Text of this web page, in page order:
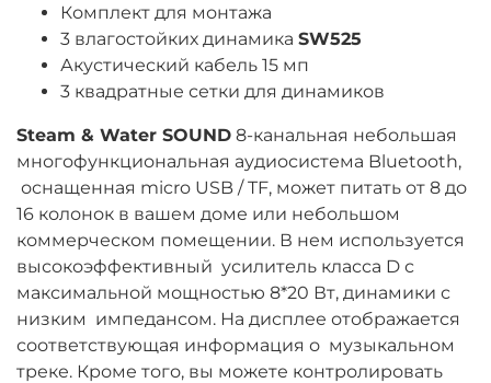
Комплект для монтажа
3 влагостойких динамика SW525
Акустический кабель 15 мп
3 квадратные сетки для динамиков
Steam & Water SOUND 8-канальная небольшая
многофункциональная аудиосистема Bluetooth,
оснащенная micro USB / TF, может питать от 8 до
16 колонок в вашем доме или небольшом
коммерческом помещении. В нем используется
высокоэффективный усилитель класса D с
максимальной мощностью 8*20 Вт, динамики с
низким импедансом. На дисплее отображается
соответствующая информация о музыкальном
треке. Кроме того, вы можете контролировать